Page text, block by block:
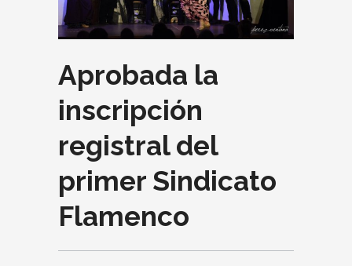
Aprobada la
inscripción
registral del
primer Sindicato
Flamenco